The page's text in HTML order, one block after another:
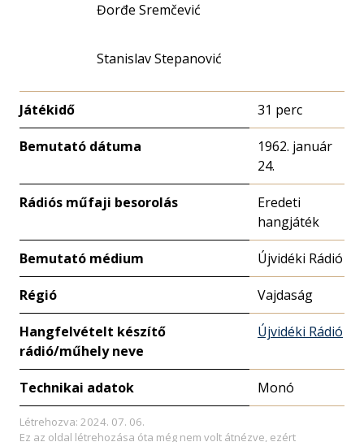
Đorđe Sremčević
Stanislav Stepanović
Játékidő 31 perc
Bemutató dátuma
1962. január
24.
Rádiós műfaji besorolás
Eredeti
hangjáték
Bemutató médium Újvidéki Rádió
Régió Vajdaság
Hangfelvételt készítő
rádió/műhely neve
Újvidéki Rádió
Technikai adatok Monó
Létrehozva: 2024. 07. 06.
Ez az oldal létrehozása óta még nem volt átnézve, ezért